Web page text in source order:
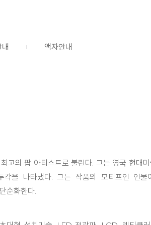
액자안내
고의 팝 아티스트로 불린다. 그는 영국 현대
각을 나타냈다. 그는 작품의 모티프인 인물
순화한다.